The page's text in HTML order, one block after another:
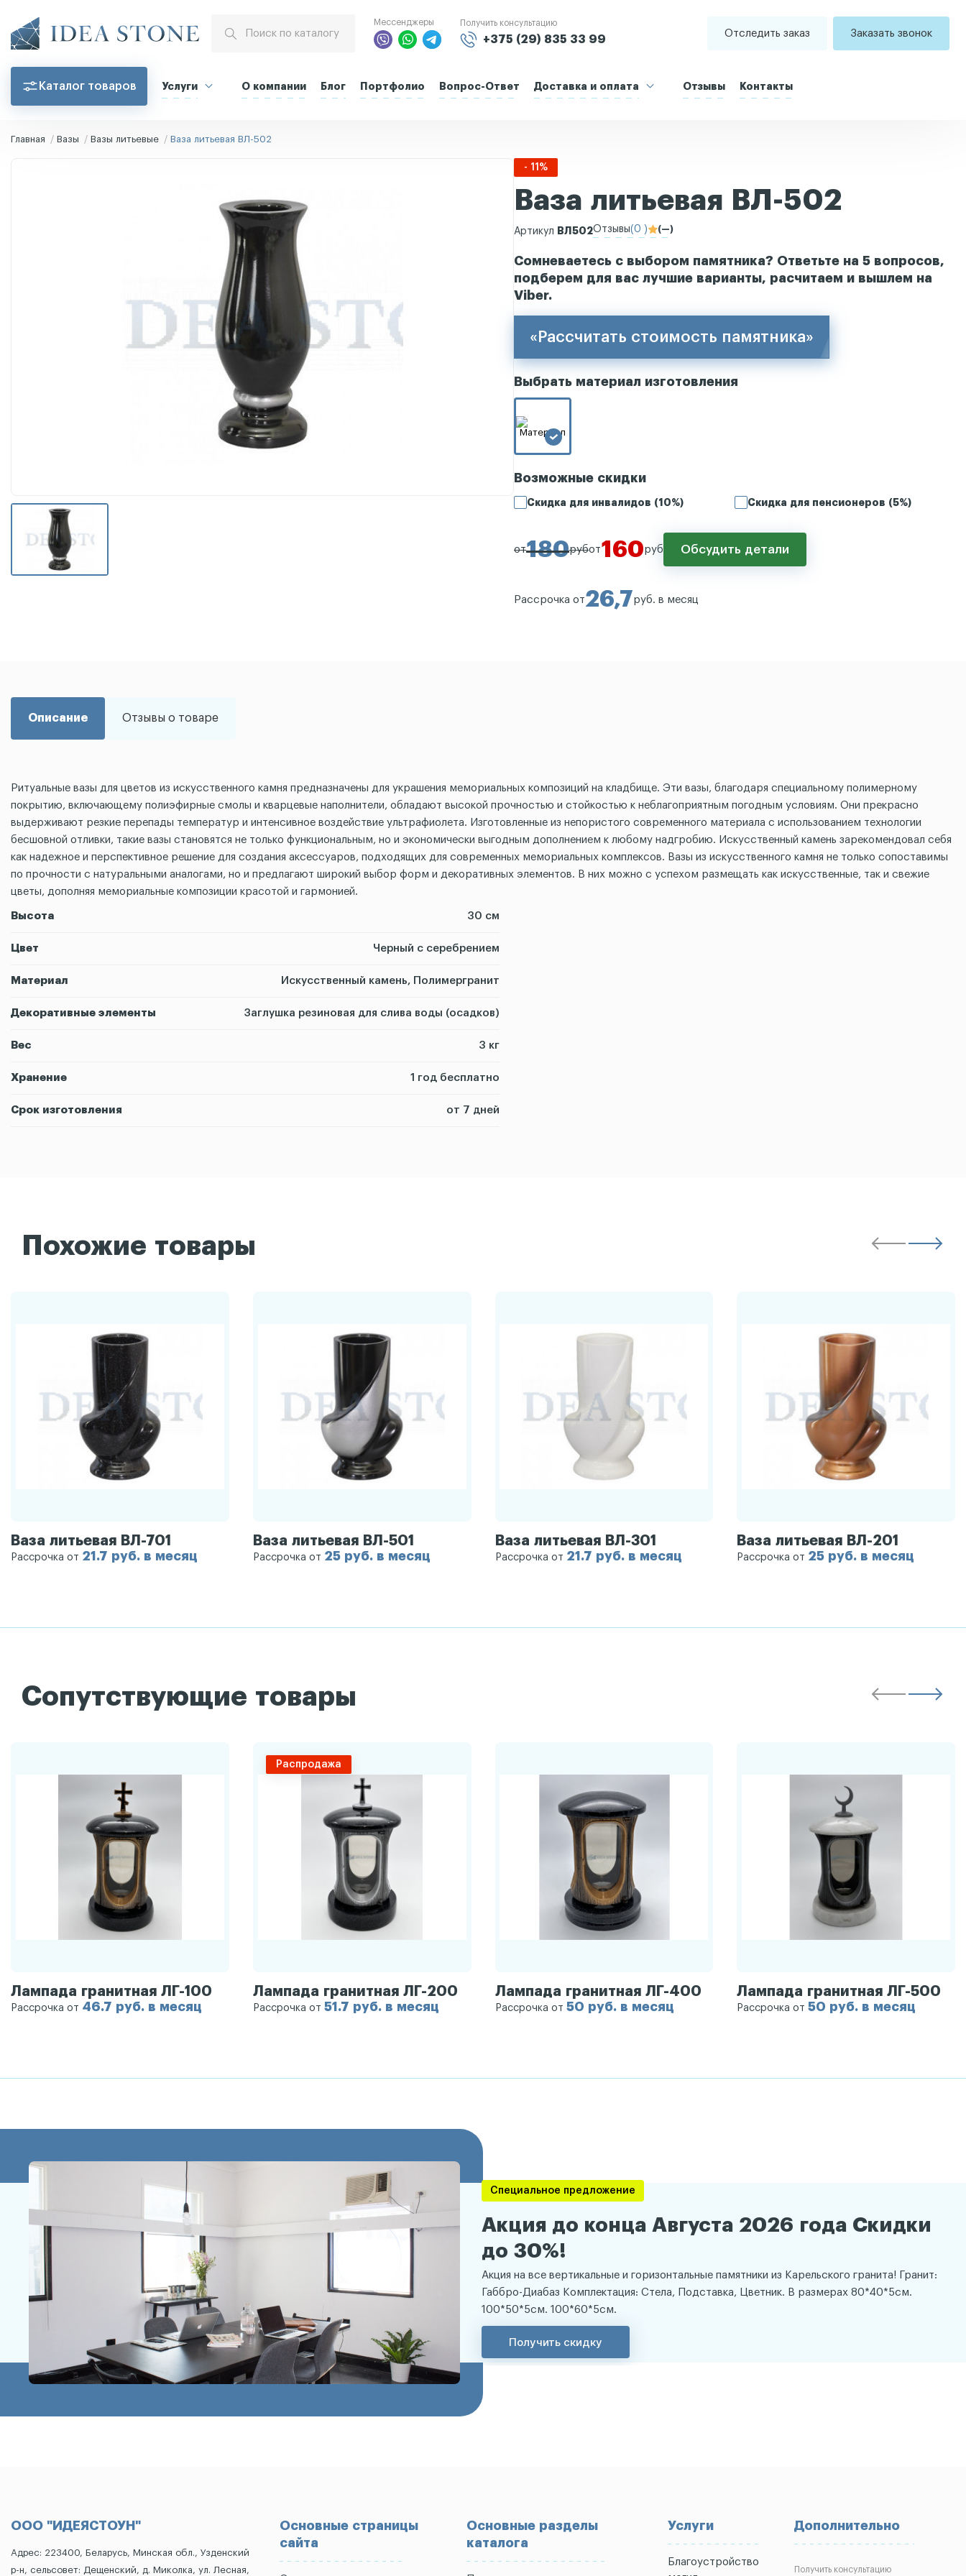
Мессенджеры Получить консультацию
+375 (29) 835 33 99
Отследить заказ Заказать звонок
Каталог товаров Услуги О компании Блог Портфолио Вопрос-Ответ Доставка и оплата Отзывы Контакты
Главная Вазы Вазы литьевые Ваза литьевая ВЛ-502
- 11%
Ваза литьевая ВЛ-502
Артикул ВЛ502Отзывы(0 ) (—)
Сомневаетесь с выбором памятника? Ответьте на 5 вопросов,
подберем для вас лучшие варианты, расчитаем и вышлем на
Viber.
«Рассчитать стоимость памятника»
Выбрать материал изготовления
Возможные скидки
Скидка для инвалидов (10%) Скидка для пенсионеров (5%)
от180рубот160руб Обсудить детали
Рассрочка от26,7руб. в месяц
Описание Отзывы о товаре
Ритуальные вазы для цветов из искусственного камня предназначены для украшения мемориальных композиций на кладбище. Эти вазы, благодаря специальному полимерному
покрытию, включающему полиэфирные смолы и кварцевые наполнители, обладают высокой прочностью и стойкостью к неблагоприятным погодным условиям. Они прекрасно
выдерживают резкие перепады температур и интенсивное воздействие ультрафиолета. Изготовленные из непористого современного материала с использованием технологии
бесшовной отливки, такие вазы становятся не только функциональным, но и экономически выгодным дополнением к любому надгробию. Искусственный камень зарекомендовал себя
как надежное и перспективное решение для создания аксессуаров, подходящих для современных мемориальных комплексов. Вазы из искусственного камня не только сопоставимы
по прочности с натуральными аналогами, но и предлагают широкий выбор форм и декоративных элементов. В них можно с успехом размещать как искусственные, так и свежие
цветы, дополняя мемориальные композиции красотой и гармонией.
Высота 30 см
Цвет Черный с серебрением
Материал Искусственный камень, Полимергранит
Декоративные элементы Заглушка резиновая для слива воды (осадков)
Вес 3 кг
Хранение 1 год бесплатно
Срок изготовления от 7 дней
Похожие товары
Ваза литьевая ВЛ-701
Рассрочка от 21.7 руб. в месяц
Ваза литьевая ВЛ-501
Рассрочка от 25 руб. в месяц
Ваза литьевая ВЛ-301
Рассрочка от 21.7 руб. в месяц
Ваза литьевая ВЛ-201
Рассрочка от 25 руб. в месяц
Сопутствующие товары
Лампада гранитная ЛГ-100
Рассрочка от 46.7 руб. в месяц
Распродажа
Лампада гранитная ЛГ-200
Рассрочка от 51.7 руб. в месяц
Лампада гранитная ЛГ-400
Рассрочка от 50 руб. в месяц
Лампада гранитная ЛГ-500
Рассрочка от50 руб. в месяц
Специальное предложение
Акция до конца Августа 2026 года Скидки
до 30%!
Акция на все вертикальные и горизонтальные памятники из Карельского гранита! Гранит:
Габбро-Диабаз Комплектация: Стела, Подставка, Цветник. В размерах 80*40*5см.
100*50*5см. 100*60*5см.
Получить скидку
ООО "ИДЕЯСТОУН"
Адрес: 223400, Беларусь, Минская обл., Узденский
р-н, сельсовет: Дещенский, д. Миколка, ул. Лесная,
Основные страницы
сайта
Основные разделы
каталога
Услуги
Благоустройство
Дополнительно
Получить консультацию